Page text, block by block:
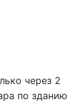
через 2
по зданию